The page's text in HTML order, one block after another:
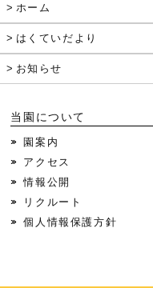
ホーム
はくていだより
お知らせ
当園について
園案内
アクセス
情報公開
リクルート
個人情報保護方針